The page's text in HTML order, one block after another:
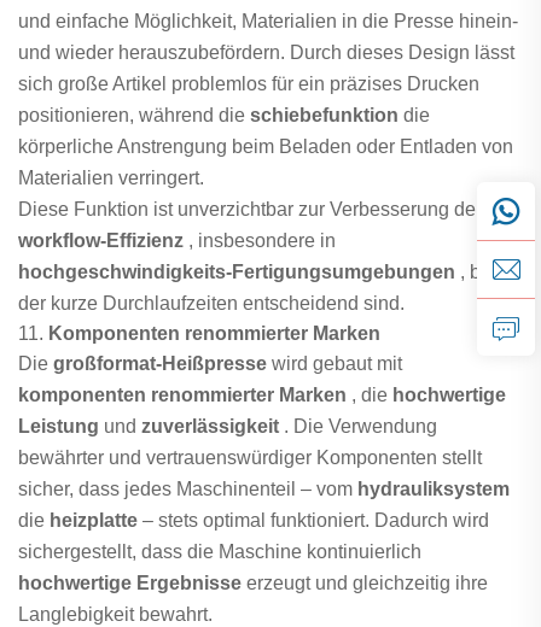
und einfache Möglichkeit, Materialien in die Presse hinein-
und wieder herauszubefördern. Durch dieses Design lässt
sich große Artikel problemlos für ein präzises Drucken
positionieren, während die schiebefunktion die
körperliche Anstrengung beim Beladen oder Entladen von
Materialien verringert.
Diese Funktion ist unverzichtbar zur Verbesserung der
workflow-Effizienz , insbesondere in
hochgeschwindigkeits-Fertigungsumgebungen , bei
der kurze Durchlaufzeiten entscheidend sind.
11. Komponenten renommierter Marken
Die großformat-Heißpresse wird gebaut mit
komponenten renommierter Marken , die hochwertige
Leistung und zuverlässigkeit . Die Verwendung
bewährter und vertrauenswürdiger Komponenten stellt
sicher, dass jedes Maschinenteil – vom hydrauliksystem
die heizplatte – stets optimal funktioniert. Dadurch wird
sichergestellt, dass die Maschine kontinuierlich
hochwertige Ergebnisse erzeugt und gleichzeitig ihre
Langlebigkeit bewahrt.